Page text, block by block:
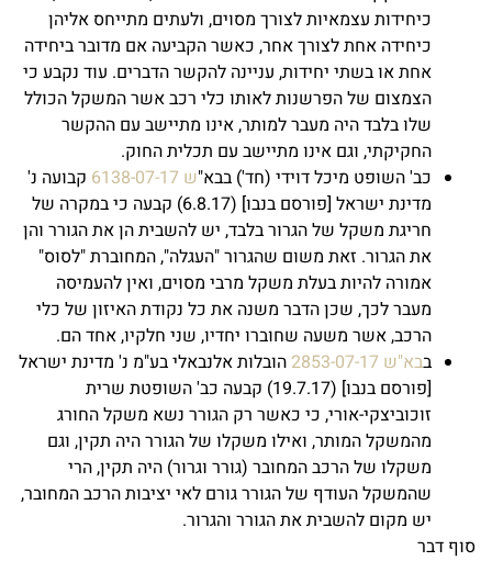
כיחידות עצמאיות לצורך מסוים, ולעתים מתייחס אליהן
כיחידה אחת לצורך אחר, כאשר הקביעה אם מדובר ביחידה
אחת או בשתי יחידות, עניינה להקשר הדברים. עוד נקבע כי
הצמצום של הפרשנות לאותו כלי רכב אשר המשקל הכולל
שלו בלבד היה מעבר למותר, אינו מתיישב עם ההקשר
החקיקתי, וגם אינו מתיישב עם תכלית החוק.
כב' השופט מיכל דוידי (חד') בבא"ש 6138-07-17
קבועה נ'
מדינת ישראל [פורסם בנבו] (6.8.17) קבעה כי במקרה של
חריגת משקל של הגרור בלבד, יש להשבית הן את הגורר והן
את הגרור. זאת משום שהגרור "העגלה", המחוברת "לסוס"
אמורה להיות בעלת משקל מרבי מסוים, ואין להעמיסה
מעבר לכך, שכן הדבר משנה את כל נקודת האיזון של כלי
הרכב, אשר משעה שחוברו יחדיו, שני חלקיו, אחד הם.
בבא"ש 2853-07-17
הובלות אלנבאלי בע"מ נ' מדינת ישראל
[פורסם בנבו] (19.7.17) קבעה כב' השופטת שרית
זוכוביצקי-אורי, כי כאשר רק הגורר נשא משקל החורג
מהמשקל המותר, ואילו משקלו של הגורר היה תקין, וגם
משקלו של הרכב המחובר (גורר וגרור) היה תקין, הרי
שהמשקל העודף של הגורר גורם לאי יציבות הרכב המחובר,
יש מקום להשבית את הגורר והגרור.
סוף דבר